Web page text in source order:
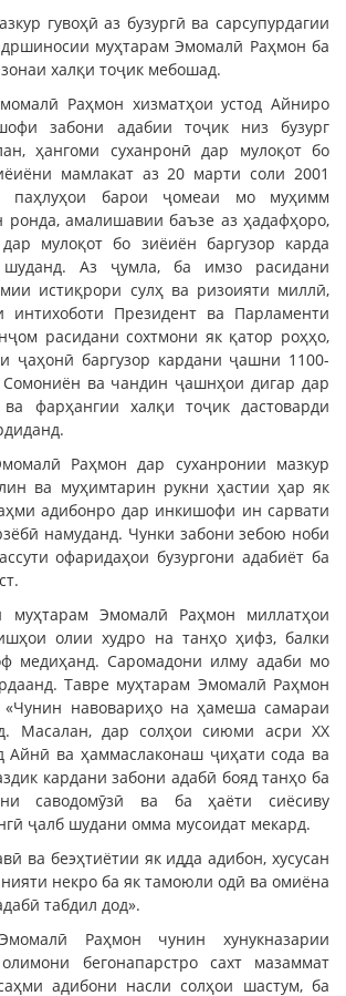
гувоҳӣ аз бузургӣ ва сарсупурдагии
муҳтарам Эмомалӣ Раҳмон ба
халқи тоҷик мебошад.
Раҳмон хизматҳои устод Айниро
забони адабии тоҷик низ бузург
ҳангоми суханронӣ дар мулоқот бо
мамлакат аз 20 марти соли 2001
барои ҷомеаи мо муҳимм
ронда, амалишавии баъзе аз ҳадафҳоро,
мулоқот бо зиёиён баргузор карда
шуданд. Аз ҷумла, ба имзо расидани
истиқрори сулҳ ва ризоияти миллӣ,
интихоботи Президент ва Парламенти
расидани сохтмони як қатор роҳҳо,
ҷаҳонӣ баргузор кардани ҷашни 1100-
Сомониён ва чандин ҷашнҳои дигар дар
фарҳангии халқи тоҷик дастоварди
Раҳмон дар суханронии мазкур
ва муҳимтарин рукни ҳастии ҳар як
адибонро дар инкишофи ин сарвати
намуданд. Чунки забони зебою ноби
офаридаҳои бузургони адабиёт ба
муҳтарам Эмомалӣ Раҳмон миллатҳои
олии худро на танҳо ҳифз, балки
медиҳанд. Саромадони илму адаби мо
Тавре муҳтарам Эмомалӣ Раҳмон
«Чунин навовариҳо на ҳамеша самараи
Масалан, дар солҳои сиюми асри ХХ
Айнӣ ва ҳаммаслаконаш ҷиҳати сода ва
кардани забони адабӣ бояд танҳо ба
саводомӯзӣ ва ба ҳаёти сиёсиву
ҷалб шудани омма мусоидат мекард.
ва беэҳтиётии як идда адибон, хусусан
некро ба як тамоюли одӣ ва омиёна
табдил дод».
Раҳмон чунин хунукназарии
бегонапарстро сахт мазаммат
адибони насли солҳои шастум, ба